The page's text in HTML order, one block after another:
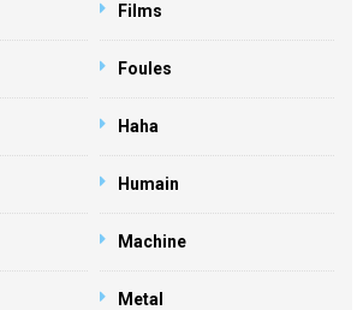
Films
Foules
Haha
Humain
Machine
Metal